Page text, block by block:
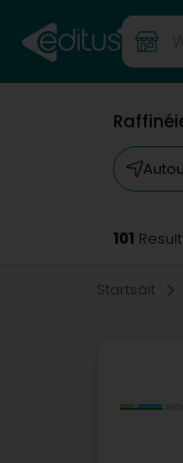
101
Startsäit